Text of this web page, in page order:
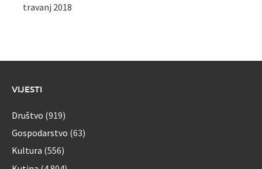
travanj 2018
VIJESTI
Društvo (919)
Gospodarstvo (63)
Kultura (556)